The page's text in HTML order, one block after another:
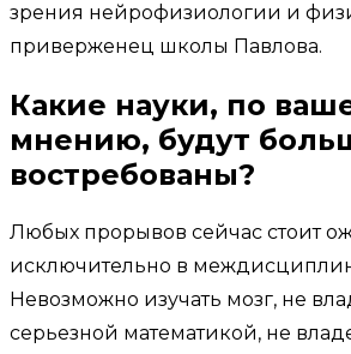
зрения нейрофизиологии и
приверженец школы Павлова.
Какие науки, по
мнению, будут
востребованы?
Любых прорывов сейчас стоит
исключительно в
Невозможно изучать мозг, не
серьезной математикой, не